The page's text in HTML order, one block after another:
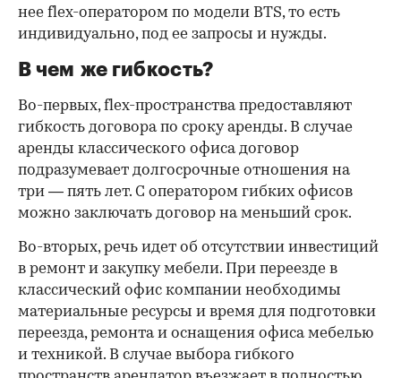
нее flex-оператором по модели BTS, то есть
индивидуально, под ее запросы и нужды.
В чем же гибкость?
Во-первых, flex-пространства предоставляют
гибкость договора по сроку аренды. В случае
аренды классического офиса договор
подразумевает долгосрочные отношения на
три — пять лет. С оператором гибких офисов
можно заключать договор на меньший срок.
Во-вторых, речь идет об отсутствии инвестиций
в ремонт и закупку мебели. При переезде в
классический офис компании необходимы
материальные ресурсы и время для подготовки
переезда, ремонта и оснащения офиса мебелью
и техникой. В случае выбора гибкого